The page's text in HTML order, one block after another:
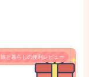
旅と暮らしの便利レビュー